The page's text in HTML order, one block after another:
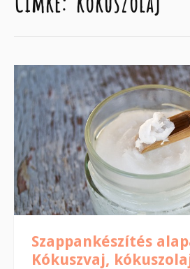
Szappankészítés
Kókuszvaj,